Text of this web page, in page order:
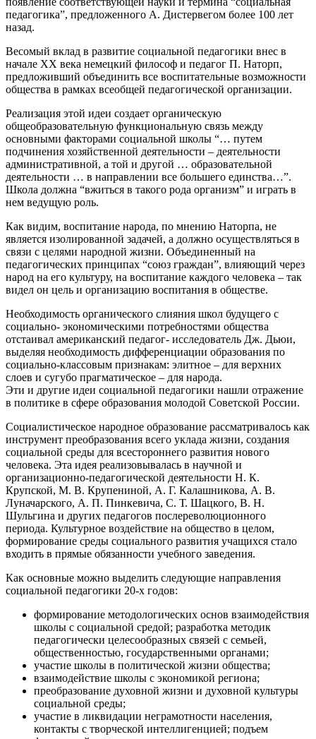
педагогика”, предложенного А. Дистервегом более 100 лет
назад.
Весомый вклад в развитие социальной педагогики внес в
начале XX века немецкий философ и педагог П. Наторп,
предложивший объединить все воспитательные возможности
общества в рамках всеобщей педагогической организации.
Реализация этой идеи создает органическую
общеобразовательную функциональную связь между
основными факторами социальной школы “… путем
подчинения хозяйственной деятельности – деятельности
административной, а той и другой … образовательной
деятельности … в направлении все большего единства…”.
Школа должна “вжиться в такого рода организм” и играть в
нем ведущую роль.
Как видим, воспитание народа, по мнению Наторпа, не
является изолированной задачей, а должно осуществляться в
связи с целями народной жизни. Объединенный на
педагогических принципах “союз граждан”, влияющий через
народ на его культуру, на воспитание каждого человека – так
видел он цель и организацию воспитания в обществе.
Необходимость органического слияния школ будущего с
социально- экономическими потребностями общества
отстаивал американский педагог- исследователь Дж. Дьюи,
выделяя необходимость дифференциации образования по
социально-классовым признакам: элитное – для верхних
слоев и сугубо прагматическое – для народа.
Эти и другие идеи социальной педагогики нашли отражение
в политике в сфере образования молодой Советской России.
Социалистическое народное образование рассматривалось как
инструмент преобразования всего уклада жизни, создания
социальной среды для всестороннего развития нового
человека. Эта идея реализовывалась в научной и
организационно-педагогической деятельности Н. К.
Крупской, М. В. Крупениной, А. Г. Калашникова, А. В.
Луначарского, А. П. Пинкевича, С. Т. Шацкого, В. Н.
Шульгина и других педагогов послереволюционного
периода. Культурное воздействие на общество в целом,
формирование среды социального развития учащихся стало
входить в прямые обязанности учебного заведения.
Как основные можно выделить следующие направления
социальной педагогики 20-х годов:
формирование методологических основ взаимодействия
школы с социальной средой; разработка методик
педагогически целесообразных связей с семьей,
общественностью, государственными органами;
участие школы в политической жизни общества;
взаимодействие школы с экономикой региона;
преобразование духовной жизни и духовной культуры
социальной среды;
участие в ликвидации неграмотности населения,
контакты с творческой интеллигенцией; подъем